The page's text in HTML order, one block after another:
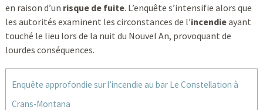
en raison d’un risque de fuite. L’enquête s’intensifie alors que
les autorités examinent les circonstances de l’incendieayant
touché le lieu lors de la nuit du Nouvel An, provoquant de
lourdes conséquences.
Enquête approfondie sur l’incendie au bar Le Constellation à
Crans-Montana